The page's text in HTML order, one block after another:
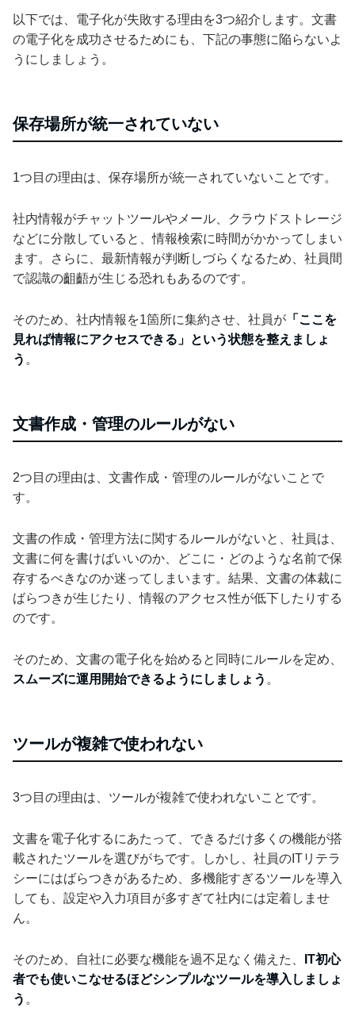
以下では、電子化が失敗する理由を3つ紹介します。文書
の電子化を成功させるためにも、下記の事態に陥らないよ
うにしましょう。
保存場所が統一されていない
1つ目の理由は、保存場所が統一されていないことです。
社内情報がチャットツールやメール、クラウドストレージ
などに分散していると、情報検索に時間がかかってしまい
ます。さらに、最新情報が判断しづらくなるため、社員間
で認識の齟齬が生じる恐れもあるのです。
そのため、社内情報を1箇所に集約させ、社員が 「ここを
見れば情報にアクセスできる」という状態を整えましょ
う 。
文書作成・管理のルールがない
2つ目の理由は、文書作成・管理のルールがないことで
す。
文書の作成・管理方法に関するルールがないと、社員は、
文書に何を書けばいいのか、どこに・どのような名前で保
存するべきなのか迷ってしまいます。結果、文書の体裁に
ばらつきが生じたり、情報のアクセス性が低下したりする
のです。
そのため、文書の電子化を始めると同時にルールを定め、
スムーズに運用開始できるようにしましょう 。
ツールが複雑で使われない
3つ目の理由は、ツールが複雑で使われないことです。
文書を電子化するにあたって、できるだけ多くの機能が搭
載されたツールを選びがちです。しかし、社員のITリテラ
シーにはばらつきがあるため、多機能すぎるツールを導入
しても、設定や入力項目が多すぎて社内には定着しませ
ん。
そのため、自社に必要な機能を過不足なく備えた、
IT初心
者でも使いこなせるほどシンプルなツールを導入しましょ
う 。